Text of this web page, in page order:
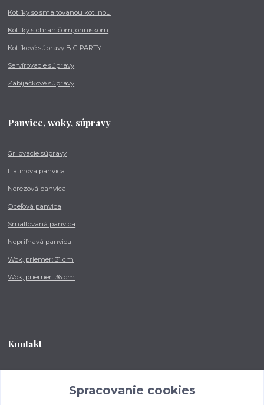
Kotlíky so smaltovanou kotlinou
Kotlíky s chráničom, ohniskom
Kotlíkové súpravy BIG PARTY
Servírovacie súpravy
Zabíjačkové súpravy
Panvice, woky, súpravy
Grilovacie súpravy
Liatinová panvica
Nerezová panvica
Oceľová panvica
Smaltovaná panvica
Nepriľnavá panvica
Wok, priemer: 31 cm
Wok, priemer: 36 cm
Kontakt
od 8:00 - do 16:00 hodSpracovanie cookies